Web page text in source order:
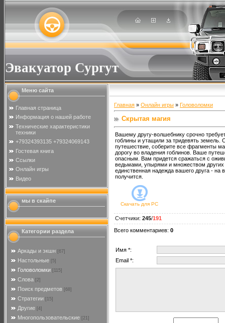
Эвакуатор Сургут
Меню сайта
Главная страница
Информация о нашей работе
Технические характеристики
техники
+79324393135 +79324069143
Гостевая книга
Ссылки
Онлайн игры
Видео
мы в скайпе
Категории раздела
Аркады и экшн [67]
Настольные [5]
Головоломки [115]
Слова [2]
Поиск предметов [68]
Стратегии [15]
Другие [4]
Многопользовательские [21]
Главная » Онлайн игры » Головоломки
Скрытая магия
Вашему другу-волшебнику срочно
гоблины и утащили за тридевять земель.
путешествие, соберите все фрагменты
дорогу во владения гоблинов. Ваше
опасным. Вам придется сражаться с
ведьмами, упырями и множеством
единственная надежда вашего друга - на
получится.
Скачать для PC
Счетчики: 245/191
Всего комментариев: 0
Имя *:
Email *: